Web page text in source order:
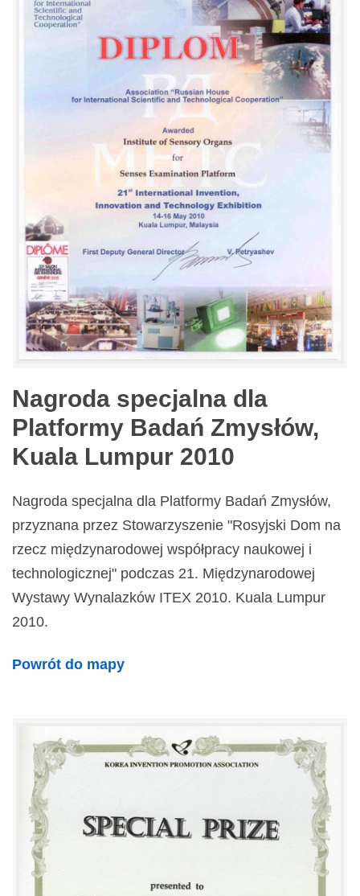
Nagroda specjalna dla
Platformy Badań Zmysłów,
Kuala Lumpur 2010
Nagroda specjalna dla Platformy Badań Zmysłów,
przyznana przez Stowarzyszenie "Rosyjski Dom na
rzecz międzynarodowej współpracy naukowej i
technologicznej" podczas 21. Międzynarodowej
Wystawy Wynalazków ITEX 2010. Kuala Lumpur
2010.
Powrót do mapy